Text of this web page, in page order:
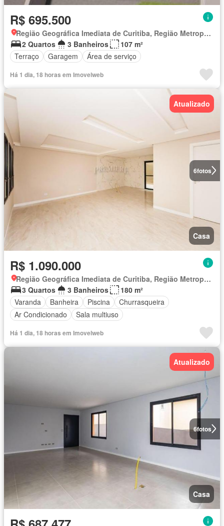
R$ 695.500
Região Geográfica Imediata de Curitiba, Região Metropolitana de Curitiba
2 Quartos
3 Banheiros
107 m²
Terraço
Garagem Área de serviço
Há 1 dia, 18 horas em Imovelweb
6fotos
Atualizado
Casa
R$ 1.090.000
Região Geográfica Imediata de Curitiba, Região Metropolitana de Curitiba
3 Quartos
3 Banheiros
180 m²
Varanda
Banheira Piscina
Churrasqueira
Ar Condicionado
Sala multiuso
Há 1 dia, 18 horas em Imovelweb
6fotos
Atualizado
Casa